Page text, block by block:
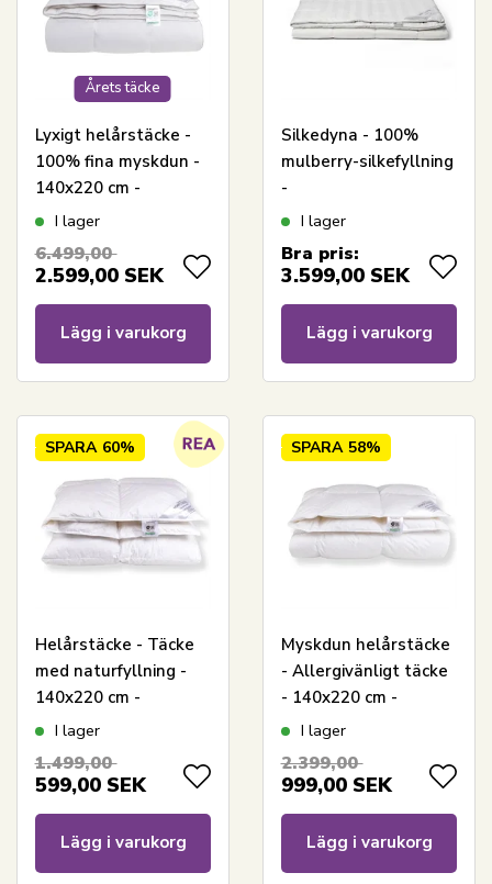
Årets täcke
Lyxigt helårstäcke -
100% fina myskdun -
140x220 cm -
Nordstrand Home
bomullssatinöverdrag
I lager
6.499,00
2.599,00 SEK
Lägg i varukorg
Silkedyna - 100%
mulberry-silkefyllning
-
Temperaturreglerande
Nordstrand Home
I lager
Bra pris:
3.599,00 SEK
Lägg i varukorg
SPARA 60%
Helårstäcke - Täcke
med naturfyllning -
140x220 cm -
Nordstrand Home
I lager
1.499,00
599,00 SEK
Lägg i varukorg
SPARA 58%
Myskdun helårstäcke
- Allergivänligt täcke
- 140x220 cm -
Nordstrand Home
I lager
2.399,00
999,00 SEK
Lägg i varukorg